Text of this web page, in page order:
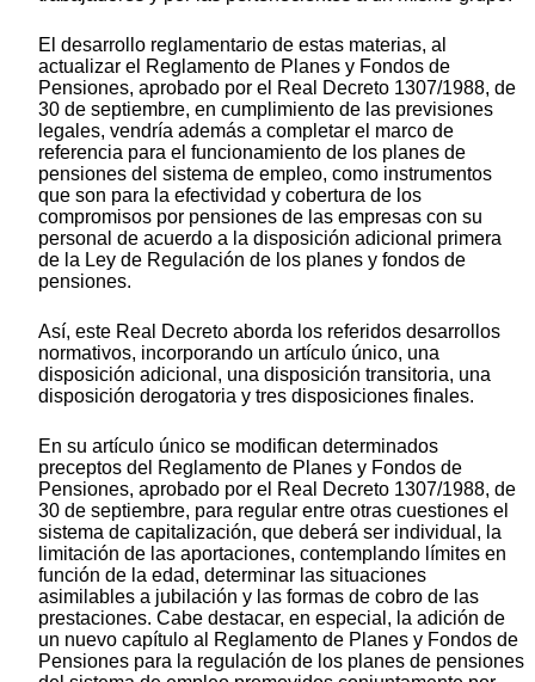
El desarrollo reglamentario de estas materias, al
actualizar el Reglamento de Planes y Fondos de
Pensiones, aprobado por el Real Decreto 1307/1988, de
30 de septiembre, en cumplimiento de las previsiones
legales, vendría además a completar el marco de
referencia para el funcionamiento de los planes de
pensiones del sistema de empleo, como instrumentos
que son para la efectividad y cobertura de los
compromisos por pensiones de las empresas con su
personal de acuerdo a la disposición adicional primera
de la Ley de Regulación de los planes y fondos de
pensiones.
Así, este Real Decreto aborda los referidos desarrollos
normativos, incorporando un artículo único, una
disposición adicional, una disposición transitoria, una
disposición derogatoria y tres disposiciones finales.
En su artículo único se modifican determinados
preceptos del Reglamento de Planes y Fondos de
Pensiones, aprobado por el Real Decreto 1307/1988, de
30 de septiembre, para regular entre otras cuestiones el
sistema de capitalización, que deberá ser individual, la
limitación de las aportaciones, contemplando límites en
función de la edad, determinar las situaciones
asimilables a jubilación y las formas de cobro de las
prestaciones. Cabe destacar, en especial, la adición de
un nuevo capítulo al Reglamento de Planes y Fondos de
Pensiones para la regulación de los planes de pensiones